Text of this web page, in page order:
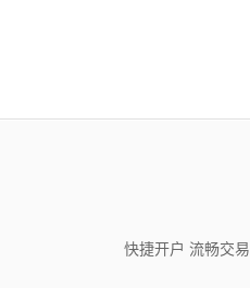
快捷开户 流畅交易